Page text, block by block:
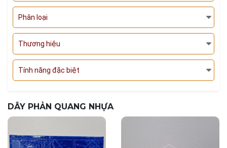
Phân loại
Thương hiệu
Tính năng đặc biệt
DÂY PHẢN QUANG NHỰA